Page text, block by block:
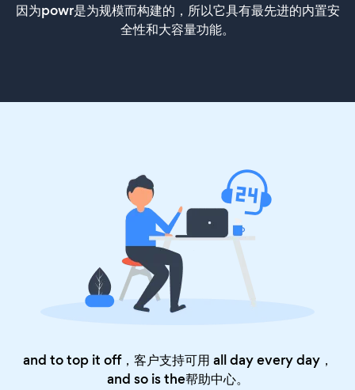
因为powr是为规模而构建的，所以它具有最先进的内置安
全性和大容量功能。
and to top it off，客户支持可用 all day every day，
and so is the帮助中心。